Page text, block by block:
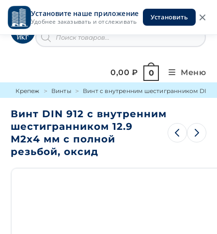
Установите наше приложение
Удобнее заказывать и отслеживать
Установить
Перейти
содержимомуИнструменты на Горской
товаров
0,00₽ 0 Меню
Крепеж Винты Винт с внутренним шестигранником DIN
Винт DIN 912 с внутренним
шестигранником 12.9
М2х4 мм с полной
резьбой, оксид